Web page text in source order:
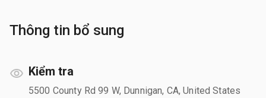
Thông tin bổ sung
Kiểm tra
5500 County Rd 99 W, Dunnigan, CA, United States